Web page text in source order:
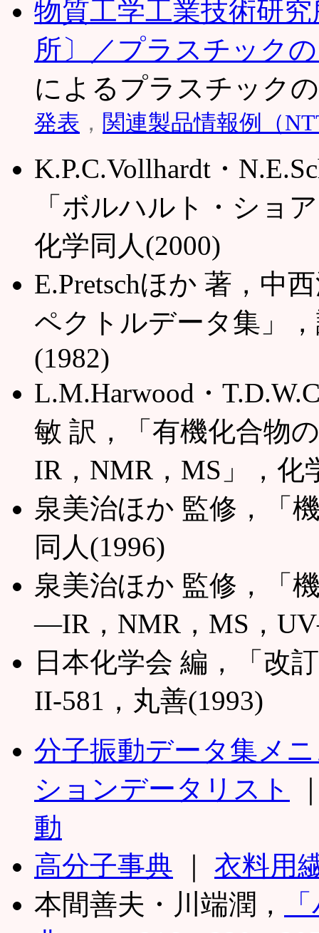
物質工学工業技術研
所〕／プラスチック
によるプラスチック
発表 ， 関連製品情報例（
K.P.C.Vollhardt・
「ボルハルト・ショ
化学同人(2000)
E.Pretschほか 著，中
ペクトルデータ集」
(1982)
L.M.Harwood・
敏 訳，「有機化合物
IR，NMR，MS」，化
泉美治ほか 監修，「
同人(1996)
泉美治ほか 監修，「
―IR，NMR，MS，
日本化学会 編，「
II-581，丸善(1993)
分子振動データ集メ
ションデータリスト
動
高分子事典
衣料用
本間善夫・川端潤，